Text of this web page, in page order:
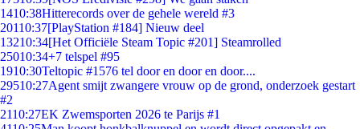
1410:38Hitterecords over de gehele wereld #3
20110:37[PlayStation #184] Nieuw deel
13210:34[Het Officiële Steam Topic #201] Steamrolled
25010:34+7 telspel #95
1910:30Teltopic #1576 tel door en door en door....
29510:27Agent smijt zwangere vrouw op de grond, onderzoek gestart
#2
2110:27EK Zwemsporten 2026 te Parijs #1